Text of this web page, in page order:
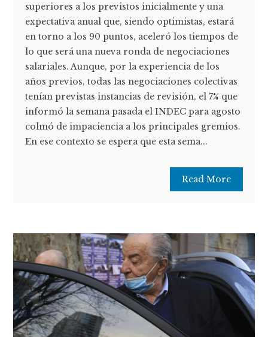
superiores a los previstos inicialmente y una
expectativa anual que, siendo optimistas, estará
en torno a los 90 puntos, aceleró los tiempos de
lo que será una nueva ronda de negociaciones
salariales. Aunque, por la experiencia de los
años previos, todas las negociaciones colectivas
tenían previstas instancias de revisión, el 7% que
informó la semana pasada el INDEC para agosto
colmó de impaciencia a los principales gremios.
En ese contexto se espera que esta sema...
Read More